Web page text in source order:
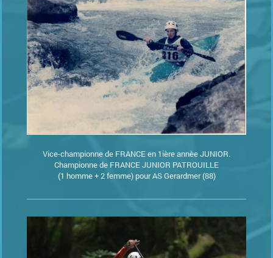
Vice-championne de FRANCE en 1ière annèe JUNIOR.
Championne de FRANCE JUNIOR PATROUILLE
(1 homme + 2 femme) pour AS Gerardmer (88)